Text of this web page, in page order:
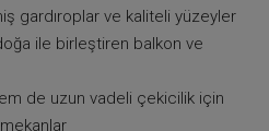
gardıroplar ve kaliteli yüzeyler
ile birleştiren balkon ve
de uzun vadeli çekicilik için